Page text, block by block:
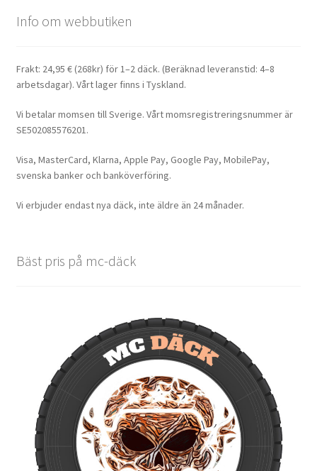
Info om webbutiken
Frakt: 24,95 € (268kr) för 1–2 däck. (Beräknad leveranstid: 4–8
arbetsdagar). Vårt lager finns i Tyskland.
Vi betalar momsen till Sverige. Vårt momsregistreringsnummer är
SE502085576201.
Visa, MasterCard, Klarna, Apple Pay, Google Pay, MobilePay,
svenska banker och banköverföring.
Vi erbjuder endast nya däck, inte äldre än 24 månader.
Bäst pris på mc-däck